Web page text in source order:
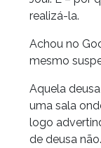
realizá-la.
Achou no
mesmo
Aquela
uma sala
logo
de deusa